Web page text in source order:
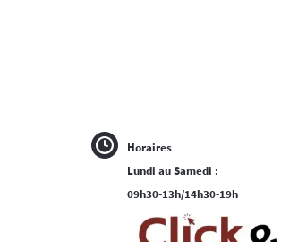
Horaires
Lundi au Samedi :
09h30-13h/14h30-19h